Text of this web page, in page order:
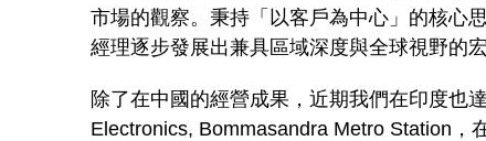
市場的觀察。秉持「以客戶為中心」的核心
經理逐步發展出兼具區域深度與全球視野的
除了在中國的經營成果，近期我們在印度也
Electronics, Bommasandra Metro Station，